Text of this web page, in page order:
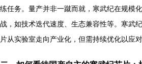
练任务。量产并非一蹴而就，寒武纪在规模
战，如技术迭代速度、生态兼容性等。寒武
片从实验室走向产业化，但需持续优化以应对